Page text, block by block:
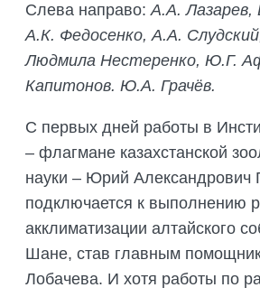
Слева направо:А.А. Лазарев,
А.К. Федосенко, А.А.
Людмила Нестеренко, Ю.Г.
Капитонов. Ю.А. Грачёв.
С первых дней работы в
– флагмане казахстанской
науки – Юрий Александрович
подключается к выполнению
акклиматизации алтайского
Шане, став главным
Лобачева. И хотя работы по